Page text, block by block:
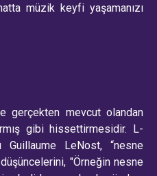
müzik keyfi yaşamanızı
gerçekten mevcut olandan
gibi hissettirmesidir. L-
Guillaume LeNost, “nesne
"Örneğin nesne